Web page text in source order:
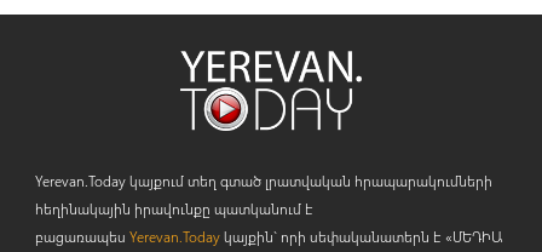
Yerevan.Today կայքում տեղ գտած լրատվական հրապարակումների
հեղինակային իրավունքը պատկանում է
բացառապես Yerevan.Todayկայքին` որի սեփականատերն է «ՄԵԴԻԱ